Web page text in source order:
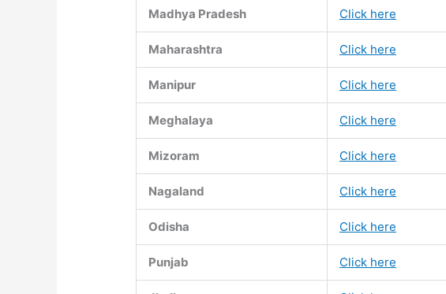
Madhya Pradesh Click here
Maharashtra Click here
Manipur Click here
Meghalaya Click here
Mizoram Click here
Nagaland Click here
Odisha Click here
Punjab Click here